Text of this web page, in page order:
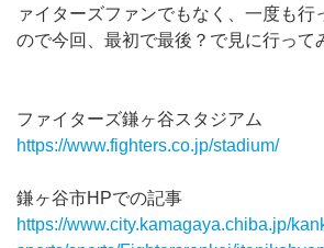
ァイターズファンでもなく、一度も行
ので今回、最初で最後？で見に行って
ファイターズ鎌ヶ谷スタジアム
https://www.fighters.co.jp/stadium/
鎌ヶ谷市HPでの記事
https://www.city.kamagaya.chiba.jp/